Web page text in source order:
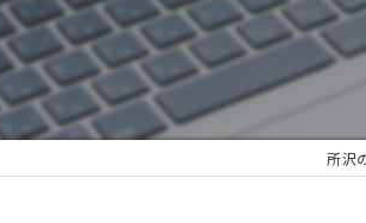
学生向け
ペット可
所沢